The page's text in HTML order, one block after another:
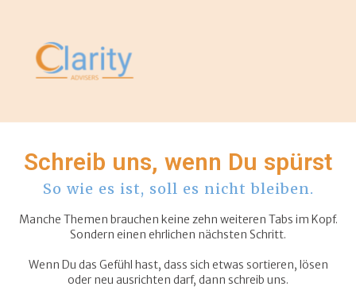
Schreib uns, wenn Du spürst
So wie es ist, soll es nicht bleiben.
Manche Themen brauchen keine zehn weiteren Tabs im Kopf.
Sondern einen ehrlichen nächsten Schritt.
Wenn Du das Gefühl hast, dass sich etwas sortieren, lösen
oder neu ausrichten darf, dann schreib uns.